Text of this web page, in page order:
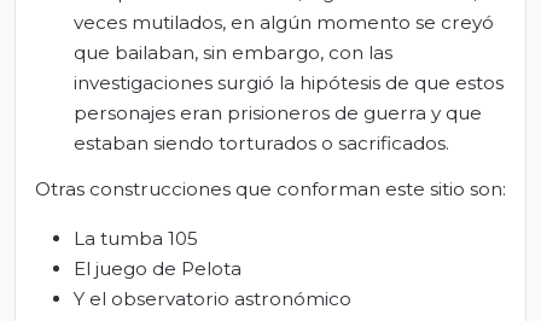
veces mutilados, en algún momento se creyó
que bailaban, sin embargo, con las
investigaciones surgió la hipótesis de que estos
personajes eran prisioneros de guerra y que
estaban siendo torturados o sacrificados.
Otras construcciones que conforman este sitio son:
La tumba 105
El juego de Pelota
Y el observatorio astronómico